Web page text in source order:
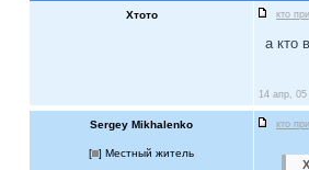
Хтото кто
а кто
14 апр,
Sergey Mikhalenko кто
[ ] Местный житель